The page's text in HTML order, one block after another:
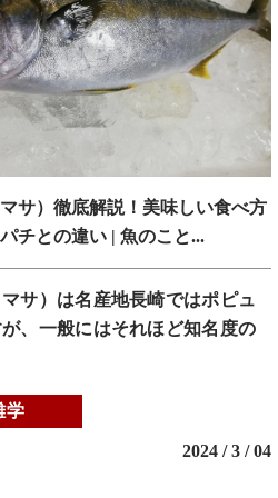
サ）徹底解説！美味しい食べ方
チとの違い | 魚のこと...
サ）は名産地長崎ではポピュ
、一般にはそれほど知名度の
学
2024 / 3 / 04